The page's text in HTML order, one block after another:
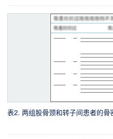
表2. 两组股骨颈和转子间患者的